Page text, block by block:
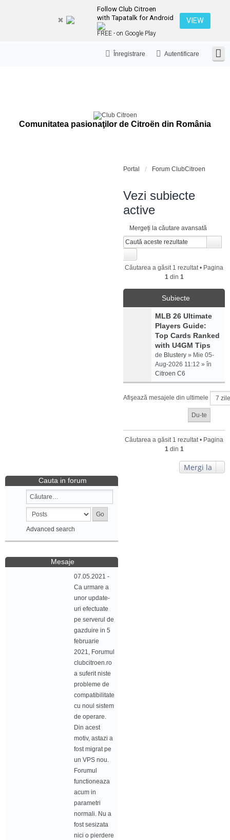
Follow Club Citroen
with Tapatalk for Android
FREE - on Google Play
VIEW
Autentificare
Înregistrare
Comunitatea pasionaţilor de Citroën din România
Portal Forum ClubCitroen
Vezi subiecte
active
Mergeți la căutare avansată
Căutarea a găsit 1 rezultat • Pagina
1din 1
Subiecte
MLB 26 Ultimate
Players Guide:
Top Cards Ranked
with U4GM Tips
de Blustery » Mie 05-
Aug-2026 11:12 » în
Citroen C6
Afişează mesajele din ultimele
Căutarea a găsit 1 rezultat • Pagina
1din 1
Mergi la
Cauta in forum
Advanced search
Mesaje
07.05.2021 -
Ca urmare a
unor update-
uri efectuate
pe serverul de
gazduire in 5
februarie
2021, Forumul
clubcitroen.ro
a suferit niste
probleme de
compatibilitate
cu noul sistem
de operare.
Din acest
motiv, astazi a
fost migrat pe
un VPS nou.
Forumul
functioneaza
acum in
parametri
normali. Nu a
fost sesizata
nici o pierdere